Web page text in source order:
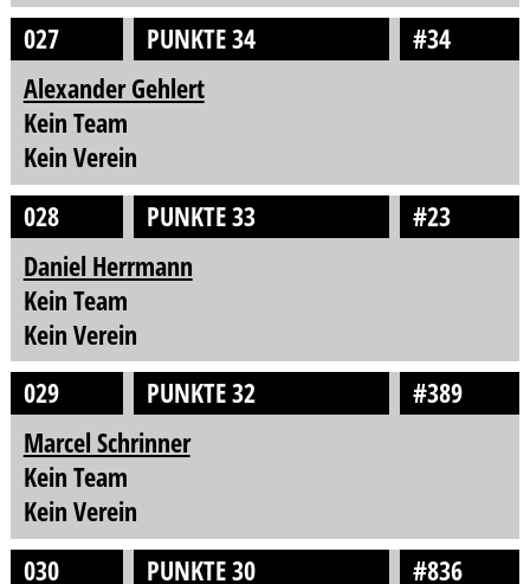
027
PUNKTE 34
#34
Alexander Gehlert
Kein Team
Kein Verein
028
PUNKTE 33
#23
Daniel Herrmann
Kein Team
Kein Verein
029
PUNKTE 32
#389
Marcel Schrinner
Kein Team
Kein Verein
030
PUNKTE 30
#836